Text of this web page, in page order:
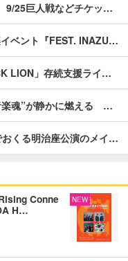
9/25巨人戦などチケッ…
ベント『FEST. INAZU…
LION」存続支援ライ…
魂”が静かに燃える …
くる明治座公演のメイ…
Conne
H…
NEW